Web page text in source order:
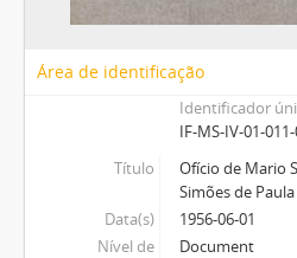
Área de identificação
Identificador
IF-MS-IV-01-
Título
Ofício de Mario
Simões de Paula
Data(s)
1956-06-01
Nível de
Document